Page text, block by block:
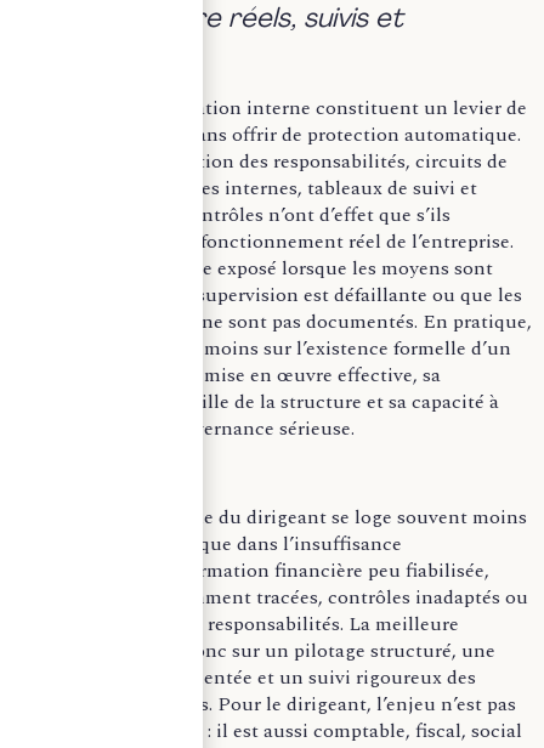
condition d’être réels, suivis et
Les outils d’organisation interne constituent un levier de
sécurisation utile, sans offrir de protection automatique.
Délégations, répartition des responsabilités, circuits de
validation, procédures internes, tableaux de suivi et
formalisation des contrôles n’ont d’effet que s’ils
correspondent à un fonctionnement réel de l’entreprise.
Le dirigeant demeure exposé lorsque les moyens sont
insuffisants, que la supervision est défaillante ou que les
arbitrages sensibles ne sont pas documentés. En pratique,
la protection repose moins sur l’existence formelle d’un
dispositif que sur sa mise en œuvre effective, sa
cohérence avec la taille de la structure et sa capacité à
démontrer une gouvernance sérieuse.
En pratique, le risque du dirigeant se loge souvent moins
dans l’exceptionnel que dans l’insuffisance
d’organisation : information financière peu fiabilisée,
décisions insuffisamment tracées, contrôles inadaptés ou
répartition floue des responsabilités. La meilleure
protection repose donc sur un pilotage structuré, une
gouvernance documentée et un suivi rigoureux des
obligations sensibles. Pour le dirigeant, l’enjeu n’est pas
seulement juridique : il est aussi comptable, fiscal, social